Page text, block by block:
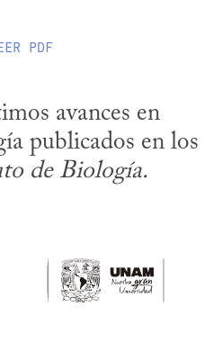
PDF
avances en
de Biología.